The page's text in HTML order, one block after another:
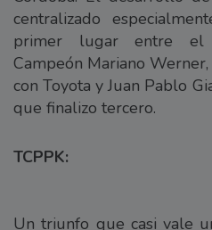
centralizado
primer lugar entre el
Campeón Mariano
con Toyota y Juan Pablo
que finalizo tercero.
Un triunfo que casi vale